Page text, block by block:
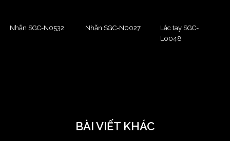
Nhẫn SGC-N0532 Nhẫn SGC-N0027
Lắc tay SGC-
L0048
BÀI VIẾT KHÁC